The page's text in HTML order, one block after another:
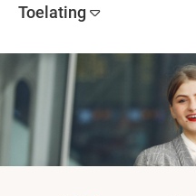
Toelating